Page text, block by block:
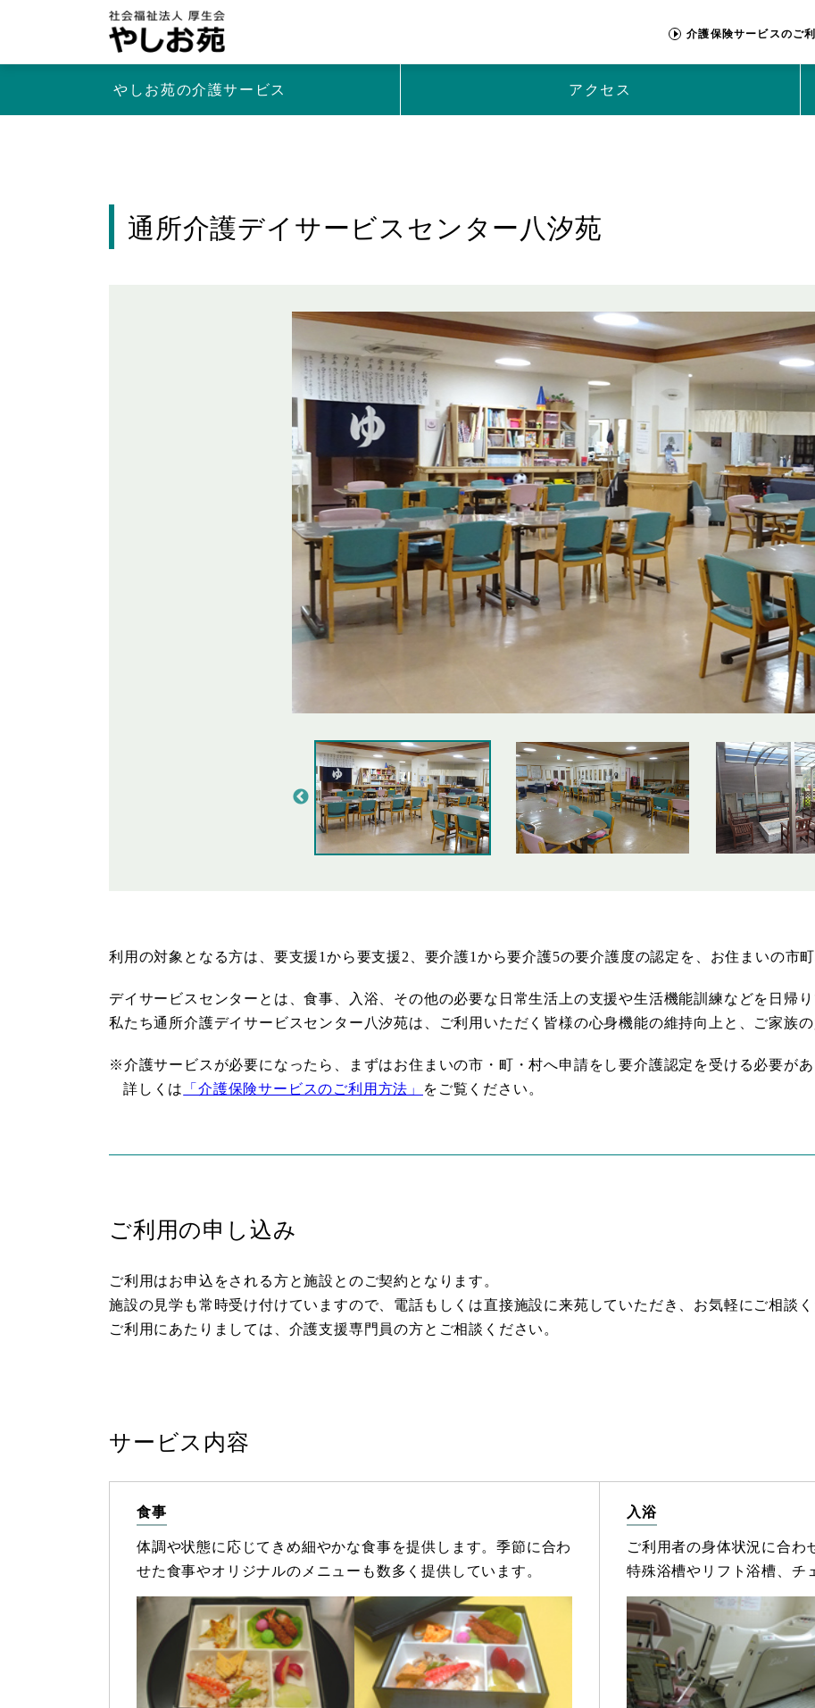
介護保険サービスのご
やしお苑の介護サービス アクセス
通所介護デイサービスセンター八汐苑
利用の対象となる方は、要支援1から要支援2、要介護1から要介護5の要介護度の認定を、お住まいの市
デイサービスセンターとは、食事、入浴、その他の必要な日常生活上の支援や生活機能訓練などを日帰
私たち通所介護デイサービスセンター八汐苑は、ご利用いただく皆様の心身機能の維持向上と、ご家族の
※介護サービスが必要になったら、まずはお住まいの市・町・村へ申請をし要介護認定を受ける必要があ
詳しくは
「介護保険サービスのご利用方法」 をご覧ください。
ご利用の申し込み
ご利用はお申込をされる方と施設とのご契約となります。
施設の見学も常時受け付けていますので、電話もしくは直接施設に来苑していただき、お気軽にご相談く
ご利用にあたりましては、介護支援専門員の方とご相談ください。
サービス内容
食事
体調や状態に応じてきめ細やかな食事を提供します。季節に合わ
せた食事やオリジナルのメニューも数多く提供しています。
入浴
ご利用者の身体状況に合わ
特殊浴槽やリフト浴槽、チ